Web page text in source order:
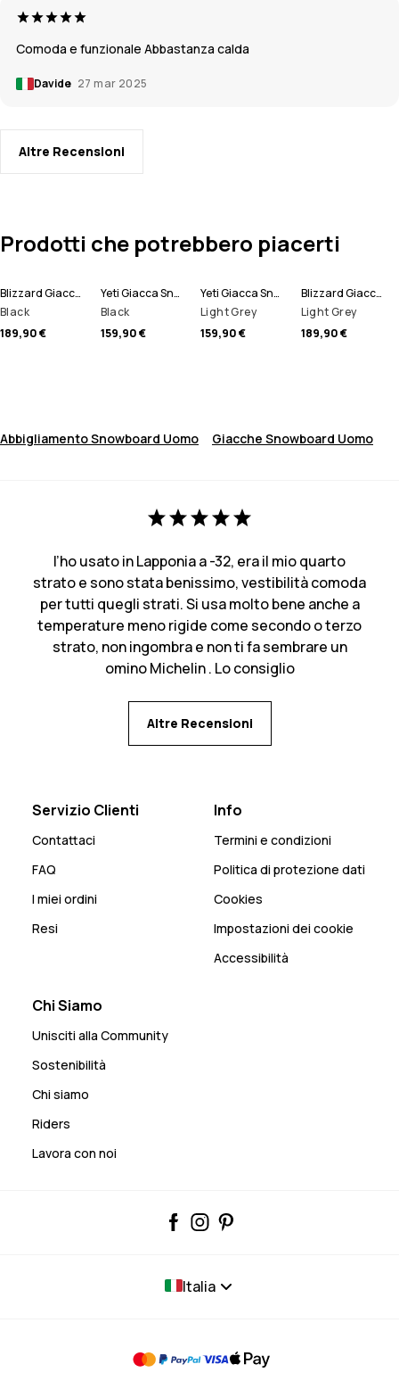
Comoda e funzionale Abbastanza calda
Davide 27 mar 2025
Altre Recensioni
Prodotti che potrebbero piacerti
Blizzard Giacca Snowboard Uomo
Black
189,90 €
Yeti Giacca Snowboard Uomo
Black
159,90 €
Yeti Giacca Snowboard Uomo
Light Grey
159,90 €
Blizzard Giacca Snowboard Uomo
Light Grey
189,90 €
Abbigliamento Snowboard Uomo Giacche Snowboard Uomo
l’ho usato in Lapponia a -32, era il mio quarto
strato e sono stata benissimo, vestibilità comoda
per tutti quegli strati. Si usa molto bene anche a
temperature meno rigide come secondo o terzo
strato, non ingombra e non ti fa sembrare un
omino Michelin . Lo consiglio
Altre Recensioni
Servizio Clienti
Contattaci
FAQ
I miei ordini
Resi
Info
Termini e condizioni
Politica di protezione dati
Cookies
Impostazioni dei cookie
Accessibilità
Chi Siamo
Unisciti alla Community
Sostenibilità
Chi siamo
Riders
Lavora con noi
Italia